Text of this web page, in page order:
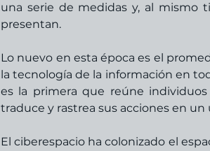
una serie de medidas y, al mismo
presentan.
Lo nuevo en esta época es el
la tecnología de la información en
es la primera que reúne
traduce y rastrea sus acciones en
El ciberespacio ha colonizado el